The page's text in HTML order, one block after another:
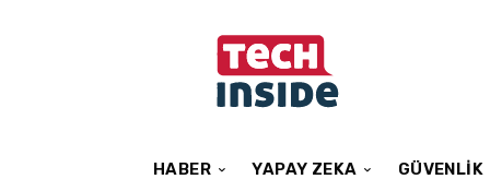
HABER YAPAY ZEKA GÜVENLIK